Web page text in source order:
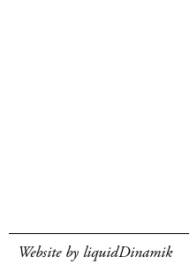
Website by liquidDinamik